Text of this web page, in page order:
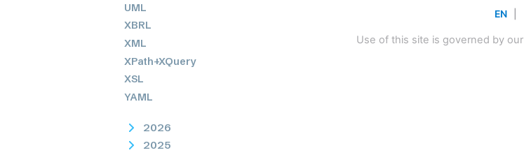
UML
XBRL
XML
XPath+XQuery
XSL
YAML
2026
2025
EN
Use of this site is governed by our